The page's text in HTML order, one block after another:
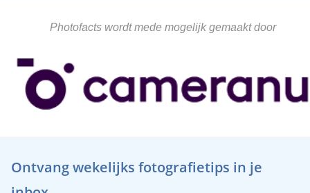
Photofacts wordt mede mogelijk gemaakt door
Ontvang wekelijks fotografietips in je